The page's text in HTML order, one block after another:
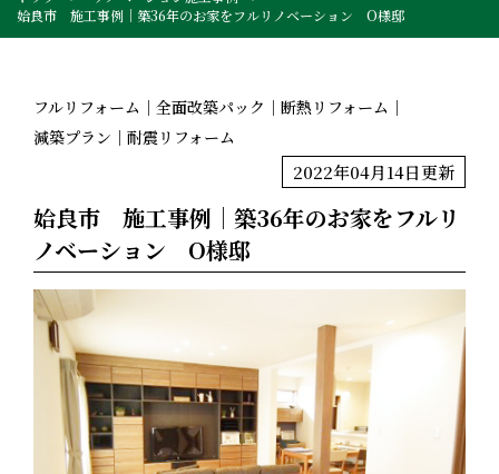
姶良市 施工事例│築36年のお家をフルリノベーション O様邸
フルリフォーム 全面改築パック
断熱リフォーム
減築プラン
耐震リフォーム
2022年04月14日更新
姶良市 施工事例│築36年のお家をフルリ
ノベーション O様邸